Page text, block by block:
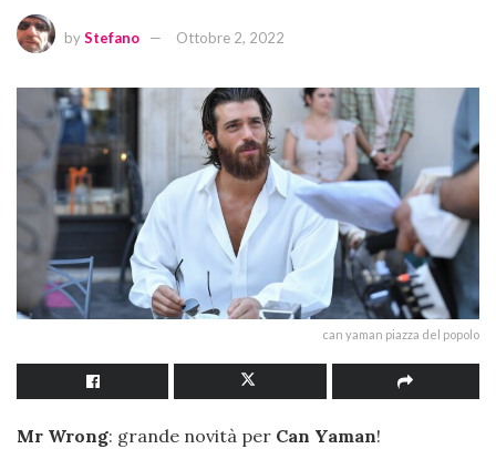
byStefano Ottobre 2, 2022
can yaman piazza del popolo
Mr Wrong: grande novità per Can Yaman!